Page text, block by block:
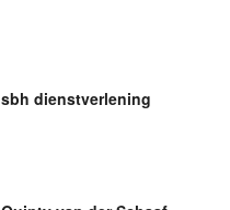
sbh dienstverlening